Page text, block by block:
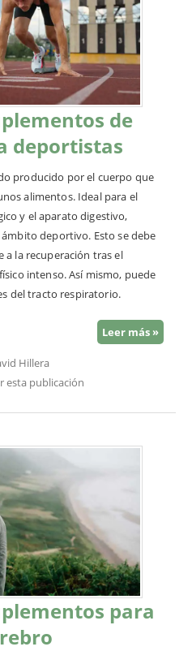
de
deportistas
producido por el cuerpo que
alimentos. Ideal para el
y el aparato digestivo,
deportivo. Esto se debe
la recuperación tras el
intenso. Así mismo, puede
del tracto respiratorio.
Leer más »
Hillera
esta publicación
para